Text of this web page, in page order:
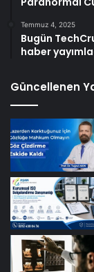
Temmuz 4, 2025
Bugün
haber
Güncellenen